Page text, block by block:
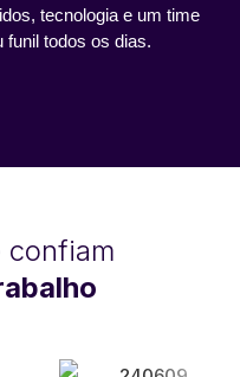
tecnologia e um time
funil todos os dias.
confiam